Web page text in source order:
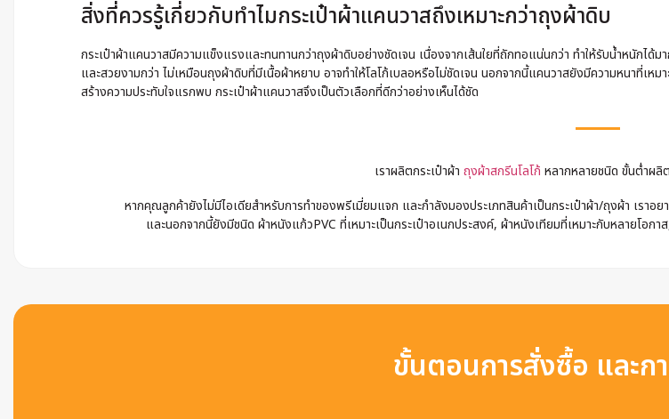
สิ่งที่ควรรู้เกี่ยวกับทำไมกระเป๋าผ้าแคนวาสถึงเหมาะกว่าถุงผ้าดิบ
กระเป๋าผ้าแคนวาสมีความแข็งแรงและทนทานกว่าถุงผ้าดิบอย่างชัดเจน เนื่องจากเส้นใยที่ถักทอแน่นกว่า ทำให้รับน้ำหนักได้
และสวยงามกว่า ไม่เหมือนถุงผ้าดิบที่มีเนื้อผ้าหยาบ อาจทำให้โลโก้เบลอหรือไม่ชัดเจน นอกจากนี้แคนวาสยังมีความหนาที่เ
สร้างความประทับใจแรกพบ กระเป๋าผ้าแคนวาสจึงเป็นตัวเลือกที่ดีกว่าอย่างเห็นได้ชัด
เราผลิตกระเป๋าผ้า ถุงผ้าสกรีนโลโก้ หลากหลายชนิด ขั้นต่ำผลิ
หากคุณลูกค้ายังไม่มีไอเดียสำหรับการทำของพรีเมี่ยมแจก และกำลังมองประเภทสินค้าเป็นกระเป๋าผ้า/ถุงผ้า เรา
และนอกจากนี้ยังมีชนิด ผ้าหนังแก้วPVC ที่เหมาะเป็นกระเป๋าอเนกประสงค์, ผ้าหนังเทียมที่เหมาะกับหลายโ
ขั้นตอนการสั่งซื้อ และก